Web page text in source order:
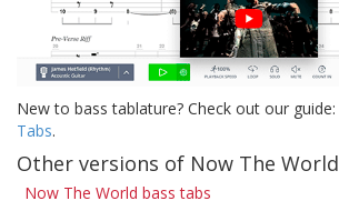
New to bass tablature? Check out our guide:
Tabs.
Other versions of Now The World
Now The World bass tabs